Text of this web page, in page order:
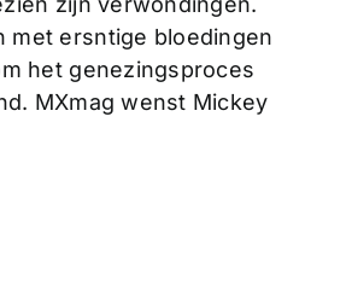
met ersntige bloedingen
het genezingsproces
MXmag wenst Mickey